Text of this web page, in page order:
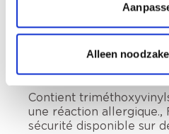
Alleen
Comment utiliser?
Contient
une réaction allergique.,
sécurité disponible sur